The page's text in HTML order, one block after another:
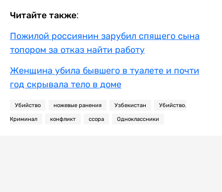
Читайте также:
Пожилой россиянин зарубил спящего сына
топором за отказ найти работу
Женщина убила бывшего в туалете и почти
год скрывала тело в доме
Убийство ножевые ранения Узбекистан Убийство.
Криминал конфликт ссора Одноклассники